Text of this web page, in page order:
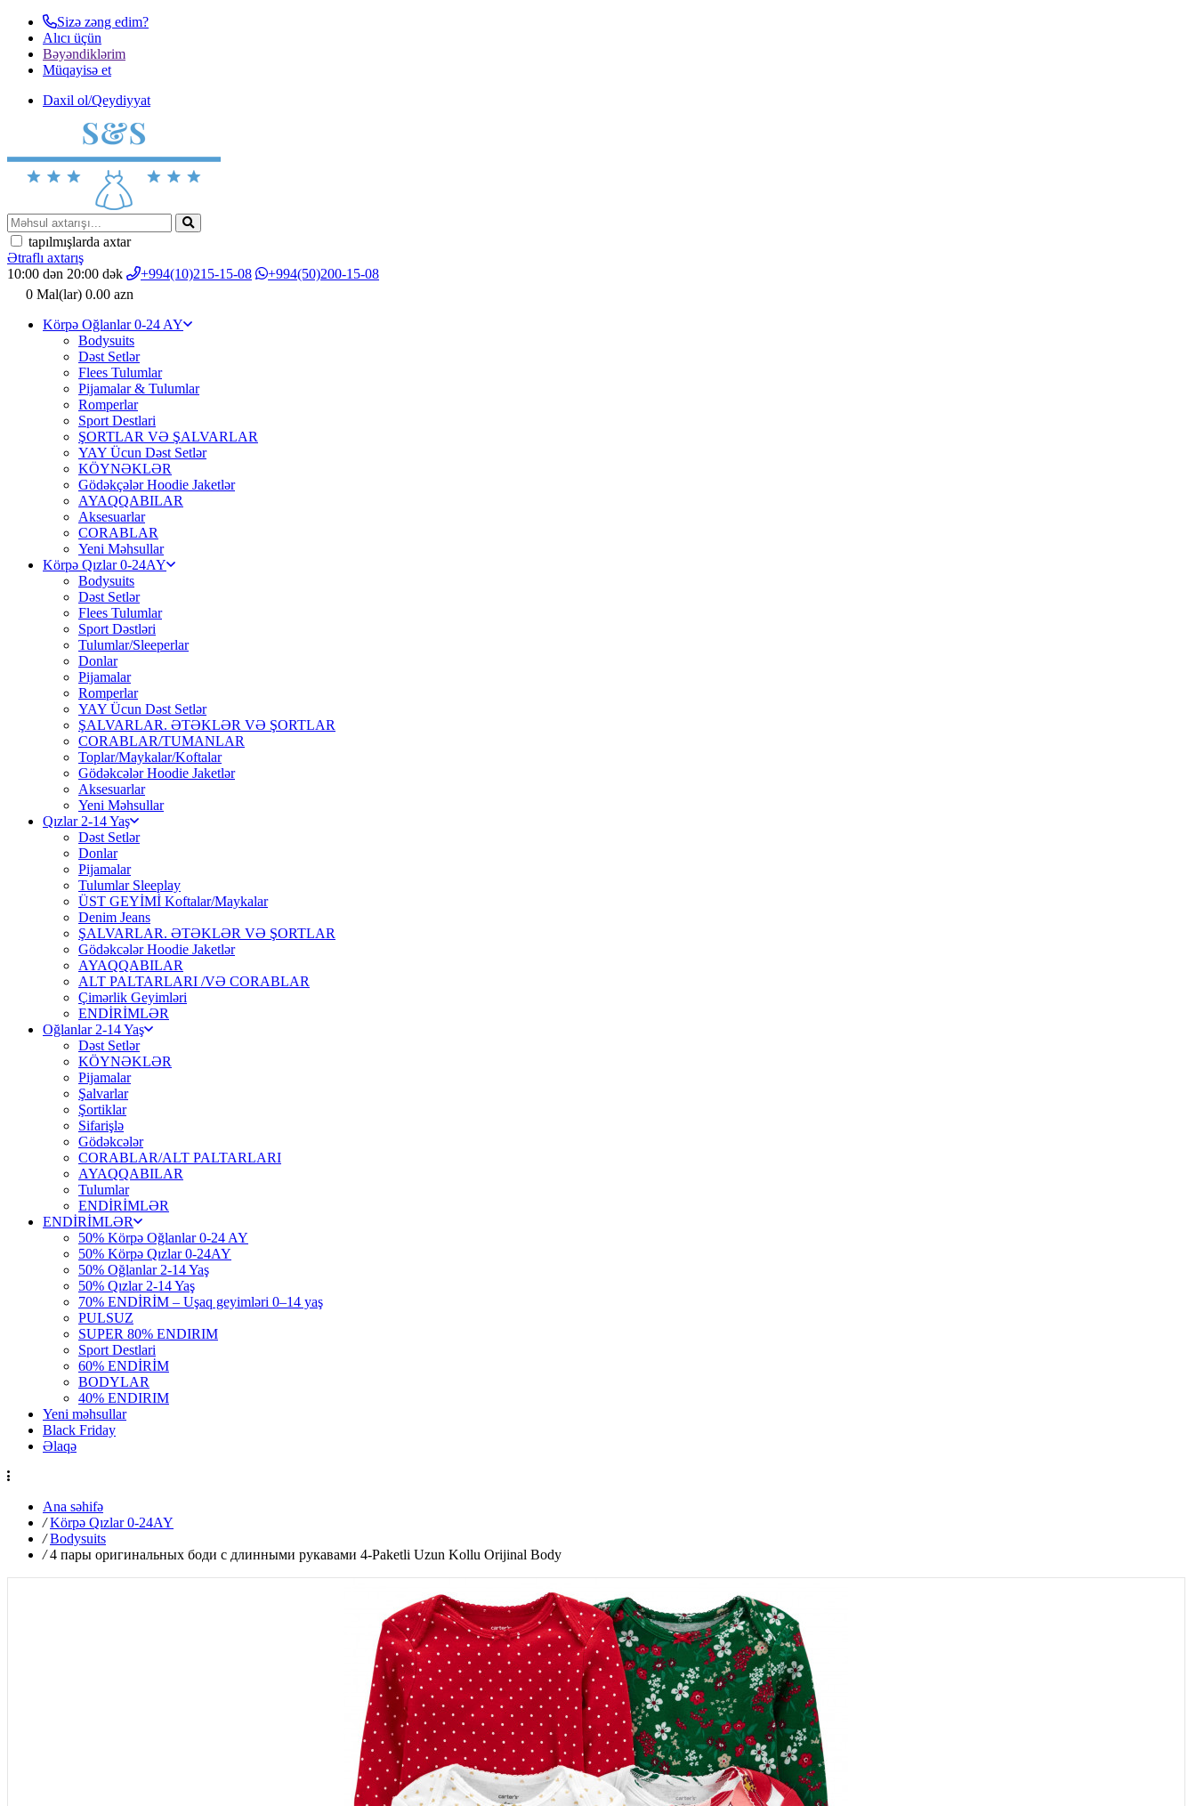
Sizə zəng edim?
Alıcı üçün
Bəyəndiklərim
Müqayisә et
Daxil ol/Qeydiyyat
tapılmışlarda axtar
Ətraflı axtarış
10:00 dən 20:00 dək
+994(10)215-15-08
+994(50)200-15-08
0 Mal(lar) 0.00 azn
Körpə Oğlanlar 0-24 AY
Bodysuits
Dəst Setlər
Flees Tulumlar
Pijamalar & Tulumlar
Romperlar
Sport Destlari
ŞORTLAR VƏ ŞALVARLAR
YAY Ücun Dəst Setlər
KÖYNƏKLƏR
Gödəkçələr Hoodie Jaketlər
AYAQQABILAR
Aksesuarlar
CORABLAR
Yeni Məhsullar
Körpə Qızlar 0-24AY
Bodysuits
Dəst Setlər
Flees Tulumlar
Sport Dəstləri
Tulumlar/Sleeperlar
Donlar
Pijamalar
Romperlar
YAY Ücun Dəst Setlər
ŞALVARLAR. ƏTƏKLƏR VƏ ŞORTLAR
CORABLAR/TUMANLAR
Toplar/Maykalar/Koftalar
Gödəkcələr Hoodie Jaketlər
Aksesuarlar
Yeni Məhsullar
Qızlar 2-14 Yaş
Dəst Setlər
Donlar
Pijamalar
Tulumlar Sleeplay
ÜST GEYİMİ Koftalar/Maykalar
Denim Jeans
ŞALVARLAR. ƏTƏKLƏR VƏ ŞORTLAR
Gödəkcələr Hoodie Jaketlər
AYAQQABILAR
ALT PALTARLARI /VƏ CORABLAR
Çimərlik Geyimləri
ENDİRİMLƏR
Oğlanlar 2-14 Yaş
Dəst Setlər
KÖYNƏKLƏR
Pijamalar
Şalvarlar
Şortiklar
Sifarişlə
Gödəkcələr
CORABLAR/ALT PALTARLARI
AYAQQABILAR
Tulumlar
ENDİRİMLƏR
ENDİRİMLƏR
50% Körpə Oğlanlar 0-24 AY
50% Körpə Qızlar 0-24AY
50% Oğlanlar 2-14 Yaş
50% Qızlar 2-14 Yaş
70% ENDİRİM – Uşaq geyimləri 0–14 yaş
PULSUZ
SUPER 80% ENDIRIM
Sport Destlari
60% ENDİRİM
BODYLAR
40% ENDIRIM
Yeni məhsullar
Black Friday
Əlaqə
Ana səhifə
/ Körpə Qızlar 0-24AY
/ Bodysuits
/ 4 пары оригинальных боди с длинными рукавами 4-Paketli Uzun Kollu Orijinal Body